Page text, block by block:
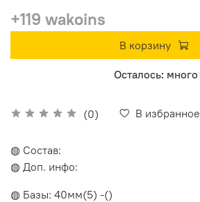
(0) В избранное
+119 wakoins
В корзину
Осталось: много
◍ Состав:
◍ Доп. инфо:
◍ Базы: 40мм(5) -()